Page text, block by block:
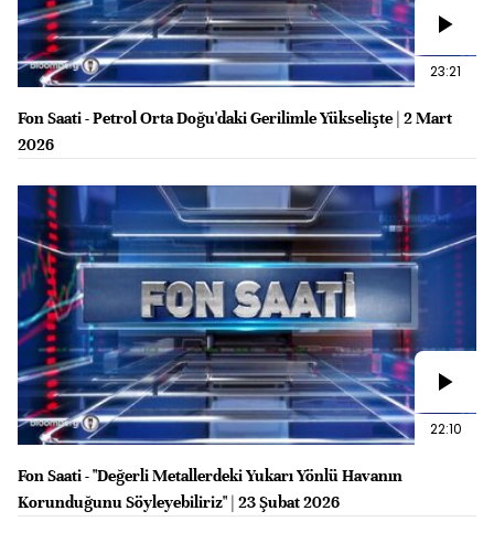
23:21
Fon Saati - Petrol Orta Doğu'daki Gerilimle Yükselişte | 2 Mart
2026
22:10
Fon Saati - "Değerli Metallerdeki Yukarı Yönlü Havanın
Korunduğunu Söyleyebiliriz" | 23 Şubat 2026